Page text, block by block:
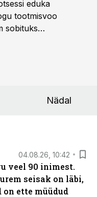
eduka
tootmisvoo
sobituks
Nädal
04.08.26, 10:42
veel 90 inimest.
seisak on läbi,
ette müüdud